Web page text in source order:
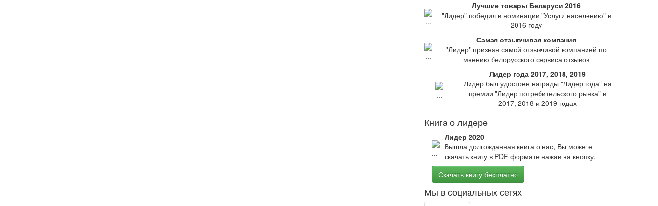
Лучшие товары Беларуси 2016
"Лидер" победил в номинации "Услуги населению" в
2016 году
Самая отзывчивая компания
"Лидер" признан самой отзывчивой компанией по
мнению белорусского сервиса отзывов
Лидер года 2017, 2018, 2019
Лидер был удостоен награды "Лидер года" на
премии "Лидер потребительского рынка" в
2017, 2018 и 2019 годах
Книга о лидере
Лидер 2020
Вышла долгожданная книга о нас, Вы можете
скачать книгу в PDF формате нажав на кнопку.
Скачать книгу бесплатно
Мы в социальных сетях